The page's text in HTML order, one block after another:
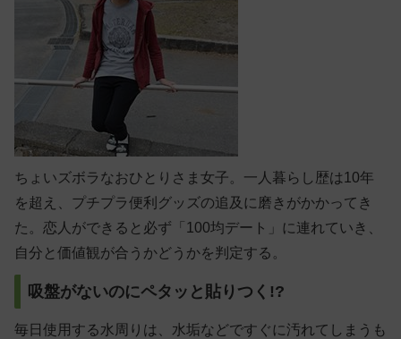
ちょいズボラなおひとりさま女子。一人暮らし歴は10年
を超え、プチプラ便利グッズの追及に磨きがかかってき
た。恋人ができると必ず「100均デート」に連れていき、
自分と価値観が合うかどうかを判定する。
吸盤がないのにペタッと貼りつく!?
毎日使用する水周りは、水垢などですぐに汚れてしまうも